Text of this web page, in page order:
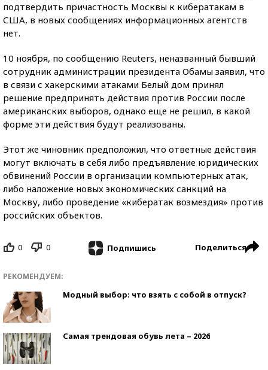
подтвердить причастность Москвы к кибератакам в
США, в новых сообщениях информационных агентств
нет.
10 ноября, по сообщению Reuters, неназванный бывший
сотрудник администрации президента Обамы заявил, что
в связи с хакерскими атаками Белый дом принял
решение предпринять действия против России после
американских выборов, однако еще не решил, в какой
форме эти действия будут реализованы.
Этот же чиновник предположил, что ответные действия
могут включать в себя либо предъявление юридических
обвинений России в организации компьютерных атак,
либо наложение новых экономических санкций на
Москву, либо проведение «кибератак возмездия» против
российских объектов.
0 0 Подпишись Поделиться
РЕКОМЕНДУЕМ:
Модный выбор: что взять с собой в отпуск?
Самая трендовая обувь лета – 2026